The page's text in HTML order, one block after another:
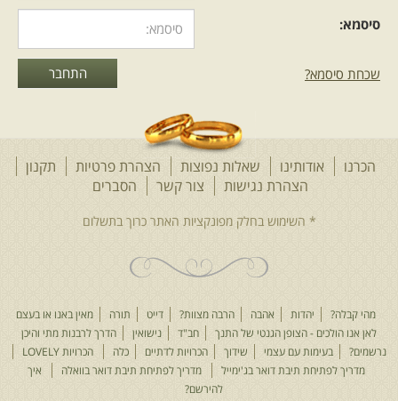
סיסמא:
שכחת סיסמא?
הכרנו אודותינו שאלות נפוצות הצהרת פרטיות
תקנון
הצהרת נגישות
צור קשר הסברים
מהי קבלה? יהדות אהבה הרבה מצוות? דייט תורה
מאין באנו או בעצם
לאן אנו הולכים - הצופן הגנטי של התנך
חב"ד נישואין
הדרך לרבנות מתי והיכן
נרשמים?
בעימות עם עצמי שידוך הכרויות לדתיים כלה
הכרויות LOVELY
מדריך לפתיחת תיבת דואר בג'ימייל
מדריך לפתיחת תיבת דואר בוואלה
איך
להירשם?